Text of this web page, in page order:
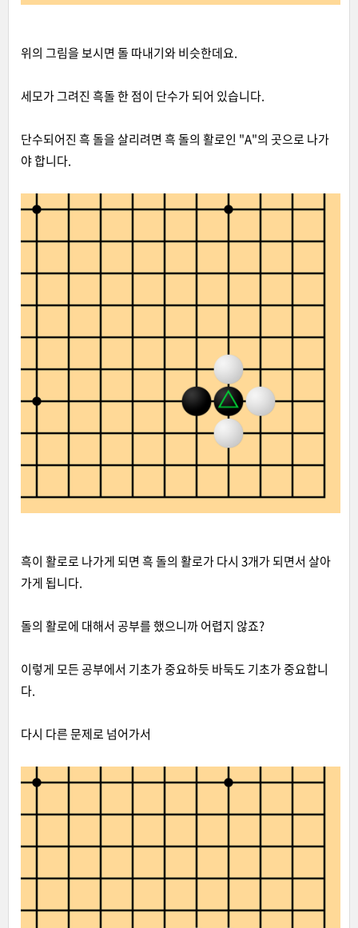
위의 그림을 보시면 돌 따내기와 비슷한데요.
세모가 그려진 흑돌 한 점이 단수가 되어 있습니다.
단수되어진 흑 돌을 살리려면 흑 돌의 활로인 "A"의 곳으로 나가
야 합니다.
흑이 활로로 나가게 되면 흑 돌의 활로가 다시 3개가 되면서 살아
가게 됩니다.
돌의 활로에 대해서 공부를 했으니까 어렵지 않죠?
이렇게 모든 공부에서 기초가 중요하듯 바둑도 기초가 중요합니
다.
다시 다른 문제로 넘어가서